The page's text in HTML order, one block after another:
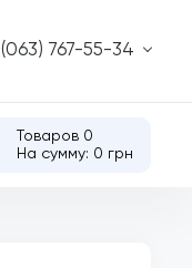
(063) 767-55-34
Товаров 0
На сумму: 0 грн